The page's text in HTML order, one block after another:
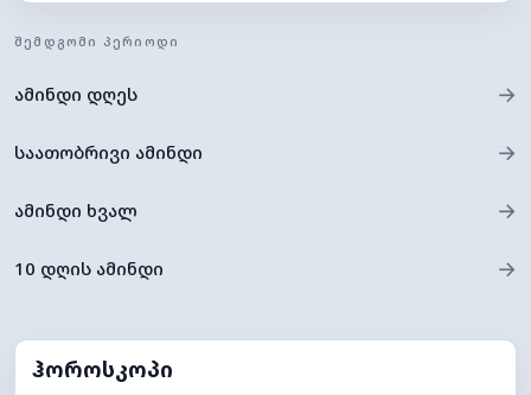
ღრუბლიანობა
ნამის წერტილი
ხილვადობა
ᲨᲔᲛᲓᲒᲝᲛᲘ ᲞᲔᲠᲘᲝᲓᲘ
ამინდი დღეს →
საათობრივი ამინდი →
ამინდი ხვალ →
10 დღის ამინდი →
ჰოროსკოპი